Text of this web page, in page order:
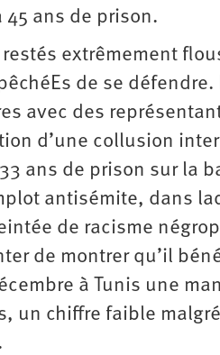
ans de prison.
extrêmement
de se
avec des
d’une collusion
ans de prison sur la
antisémite, dans
de racisme
de montrer qu’il
à Tunis une
un chiffre faible